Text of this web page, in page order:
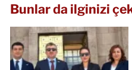
Bunlar da ilginizi